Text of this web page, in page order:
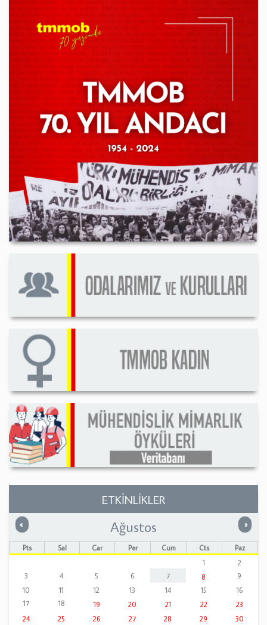
ETKİNLİKLER
« Önceki »
Ağustos
Pts Sal Çar Per Cum Cts
Paz
1
2
3
4 5 6 7 8
9
10
11 12 13 14 15
16
17
18 19 20 21 22
23
24
25 26 27 28 29
30